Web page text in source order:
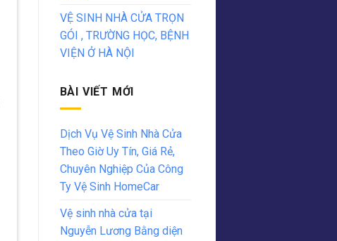
VỆ SINH NHÀ CỬA TRỌN
GÓI , TRƯỜNG HỌC, BỆNH
VIỆN Ở HÀ NỘI
BÀI VIẾT MỚI
Dịch Vụ Vệ Sinh Nhà Cửa
Theo Giờ Uy Tín, Giá Rẻ,
Chuyên Nghiệp Của Công
Ty Vệ Sinh HomeCar
Vệ sinh nhà cửa tại
Nguyễn Lương Bằng diện